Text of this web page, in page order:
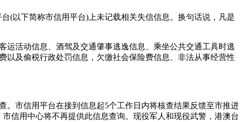
(以下简称市信用平台)上未记载相关失信信息。换句话说，凡是
活动信息、酒驾及交通肇事逃逸信息、乘坐公共交通工具时逃
以及偷税行政处罚信息，欠缴社会保险费信息、非法从事经营性
市信用平台在接到信息起5个工作日内将核查结果反馈至市推进
信用中心将不再提供此信息查询。现役军人和现役武警，港澳台